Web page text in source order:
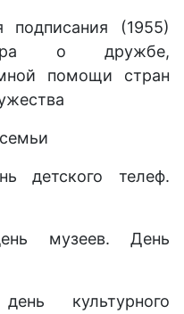
(1955)
о дружбе,
помощи стран
детского телеф.
музеев. День
культурного